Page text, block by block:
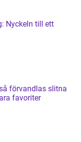
Nyckeln till ett
favoriter